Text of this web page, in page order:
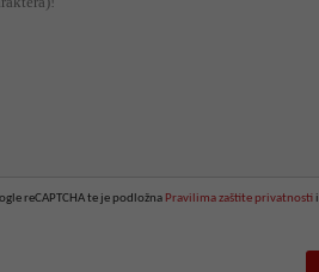
reCAPTCHA te je podložna Pravilima zaštite privatnostii